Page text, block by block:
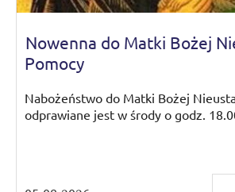
Nowenna do Matki Bożej
Pomocy
Nabożeństwo do Matki Bożej
odprawiane jest w środy o godz.